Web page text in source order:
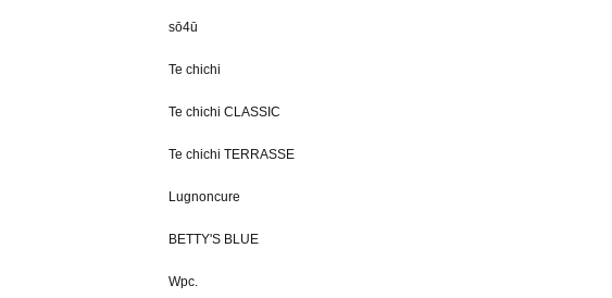
sō4ū
Te chichi
Te chichi CLASSIC
Te chichi TERRASSE
Lugnoncure
BETTY'S BLUE
Wpc.